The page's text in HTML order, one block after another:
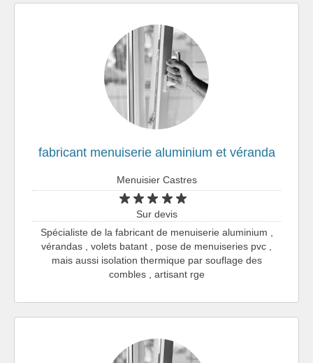
fabricant menuiserie aluminium et véranda
Menuisier Castres
Sur devis
Spécialiste de la fabricant de menuiserie aluminium ,
vérandas , volets batant , pose de menuiseries pvc ,
mais aussi isolation thermique par souflage des
combles , artisant rge